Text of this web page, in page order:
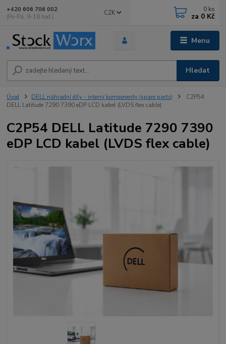
Menu
CZK
Hledat
+420 606 706 002
(Po-Pá, 9-18 hod.)
0 ks
za 0 Kč
Úvod DELL náhradní díly - interní komponenty (spare parts)
C2P54
DELL Latitude 7290 7390 eDP LCD kabel (LVDS flex cable)
C2P54 DELL Latitude 7290 7390
eDP LCD kabel (LVDS flex cable)